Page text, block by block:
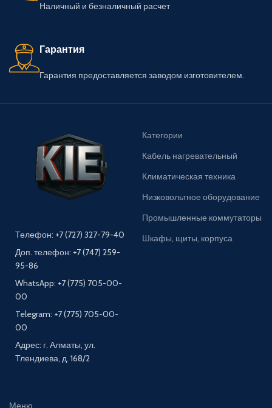
Наличный и безналичный расчет
Гарантия
Гарантия предоставляется заводом изготовителем.
Телефон: +7 (727) 327-79-40
Доп. телефон: +7 (747) 259-
95-86
WhatsApp: +7 (775) 705-00-
00
Telegram: +7 (775) 705-00-
00
Адрес: г. Алматы, ул.
Тлендиева, д. 168/2
Категории
Кабель нагревательный
Климатическая техника
Низковольтное оборудование
Промышленные коммутаторы
Шкафы, щиты, корпуса